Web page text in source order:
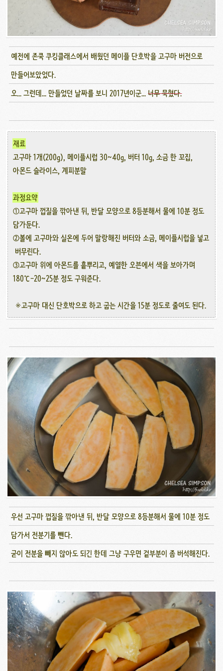
예전에 존쿡 쿠킹클래스에서 배웠던 메이플 단호박을 고구마 버전으로
만들어보았었다.
오... 그런데... 만들었던 날짜를 보니 2017년이군...너무 묵혔다.
재료
고구마 1개(200g), 메이플시럽 30~40g, 버터 10g, 소금 한 꼬집,
아몬드 슬라이스, 계피분말
과정요약
①고구마 껍질을 깎아낸 뒤, 반달 모양으로 8등분해서 물에 10분 정도
담가둔다.
②볼에 고구마와 실온에 두어 말랑해진 버터와 소금, 메이플시럽을 넣고
버무린다.
③고구마 위에 아몬드를 흩뿌리고, 예열한 오븐에서 색을 보아가며
180℃-20~25분 정도 구워준다.
※고구마 대신 단호박으로 하고 굽는 시간을 15분 정도로 줄여도 된다.
우선 고구마 껍질을 깎아낸 뒤, 반달 모양으로 8등분해서 물에 10분 정도
담가서 전분기를 뺀다.
굳이 전분을 빼지 않아도 되긴 한데 그냥 구우면 겉부분이 좀 버석해진다.